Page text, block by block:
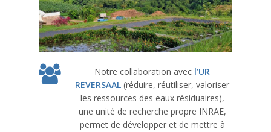
Notre collaboration avec l’UR
REVERSAAL (réduire, réutiliser, valoriser
les ressources des eaux résiduaires),
une unité de recherche propre INRAE,
permet de développer et de mettre à